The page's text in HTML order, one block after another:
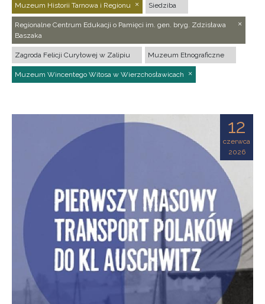
Muzeum Historii Tarnowa i Regionu Siedziba
Regionalne Centrum Edukacji o Pamięci im. gen. bryg. Zdzisława
Baszaka
Zagroda Felicji Curyłowej w Zalipiu Muzeum Etnograficzne
Muzeum Wincentego Witosa w Wierzchosławicach
12
czerwca
2026